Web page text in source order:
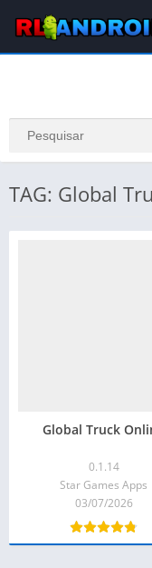
TAG: Global
Global Truck
0.1.14
Star Games Apps
03/07/2026